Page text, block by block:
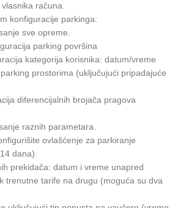
računa.
konfiguracije parkinga:
sve opreme.
parking površina
kategorija korisnika: datum/vreme
prostorima (uključujući pripadajuće
diferencijalnih brojača pragova
raznih parametara.
ovlašćenje za parkiranje
dana).
prekidača: datum i vreme unapred
trenutne tarife na drugu (moguća su dva